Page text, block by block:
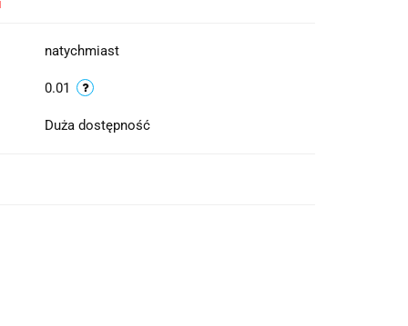
natychmiast
0.01
Duża dostępność